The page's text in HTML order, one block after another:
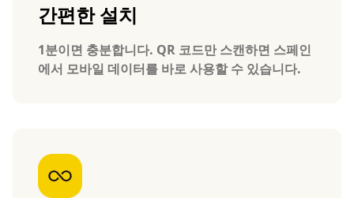
간편한 설치
1분이면 충분합니다. QR 코드만 스캔하면 스페인
에서 모바일 데이터를 바로 사용할 수 있습니다.